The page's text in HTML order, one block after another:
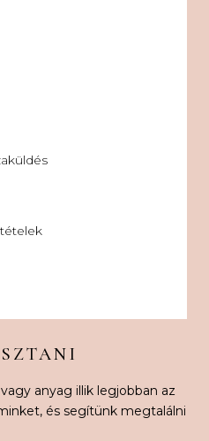
anyag illik legjobban az
és segítünk megtalálni